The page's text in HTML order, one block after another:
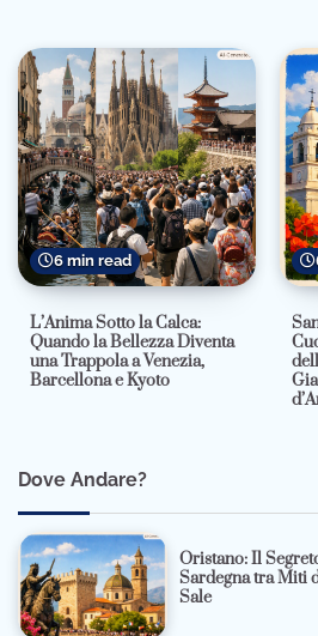
6 min read
L’Anima Sotto la Calca:
Quando la Bellezza Diventa
una Trappola a Venezia,
Barcellona e Kyoto
Dove Andare?
Oristano: Il
Sardegna tra Miti
Sale